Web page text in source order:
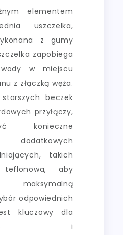
elementem
uszczelka,
z gumy
zapobiega
w miejscu
z złączką węża.
beczek
przyłączy,
konieczne
dodatkowych
takich
aby
odpowiednich
kluczowy dla
i